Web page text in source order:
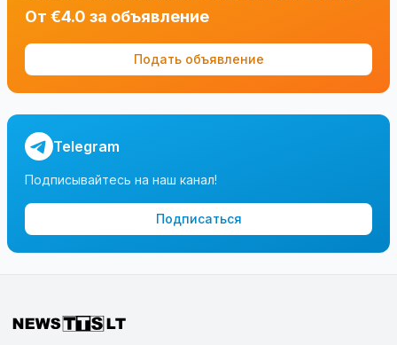
От €4.0 за объявление
Подать объявление
Telegram
Подписывайтесь на наш канал!
Подписаться